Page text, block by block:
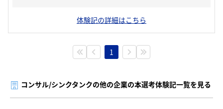
体験記の詳細はこちら
1
コンサル/シンクタンクの他の企業の本選考体験記一覧を見る